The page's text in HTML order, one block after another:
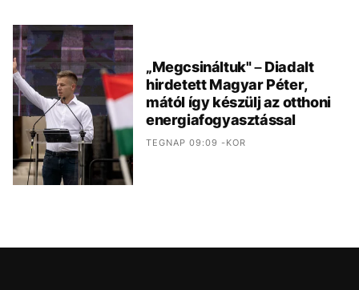
„Megcsináltuk" – Diadalt
hirdetett Magyar Péter,
mától így készülj az otthoni
energiafogyasztással
TEGNAP 09:09 -KOR